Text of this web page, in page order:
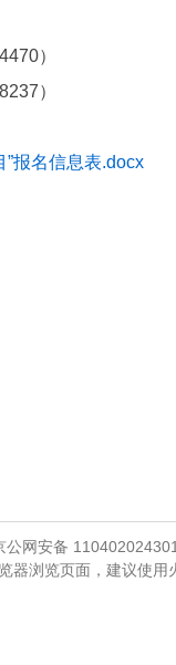
）
）
”报名信息表.docx
公网安备
器浏览页面，建议使用